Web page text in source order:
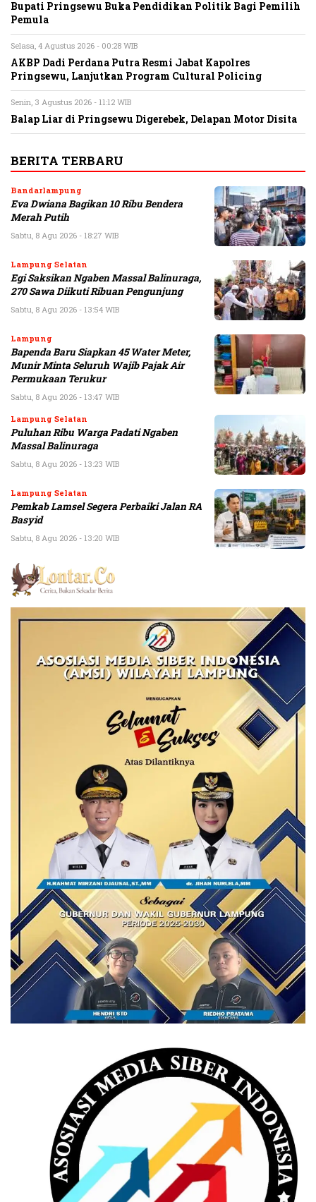
Bupati Pringsewu Buka Pendidikan Politik Bagi Pemilih
Pemula
Selasa, 4 Agustus 2026 - 00:28 WIB
AKBP Dadi Perdana Putra Resmi Jabat Kapolres
Pringsewu, Lanjutkan Program Cultural Policing
Senin, 3 Agustus 2026 - 11:12 WIB
Balap Liar di Pringsewu Digerebek, Delapan Motor Disita
BERITA TERBARU
Bandarlampung
Eva Dwiana Bagikan 10 Ribu Bendera
Merah Putih
Sabtu, 8 Agu 2026 - 18:27 WIB
Lampung Selatan
Egi Saksikan Ngaben Massal Balinuraga,
270 Sawa Diikuti Ribuan Pengunjung
Sabtu, 8 Agu 2026 - 13:54 WIB
Lampung
Bapenda Baru Siapkan 45 Water Meter,
Munir Minta Seluruh Wajib Pajak Air
Permukaan Terukur
Sabtu, 8 Agu 2026 - 13:47 WIB
Lampung Selatan
Puluhan Ribu Warga Padati Ngaben
Massal Balinuraga
Sabtu, 8 Agu 2026 - 13:23 WIB
Lampung Selatan
Pemkab Lamsel Segera Perbaiki Jalan RA
Basyid
Sabtu, 8 Agu 2026 - 13:20 WIB